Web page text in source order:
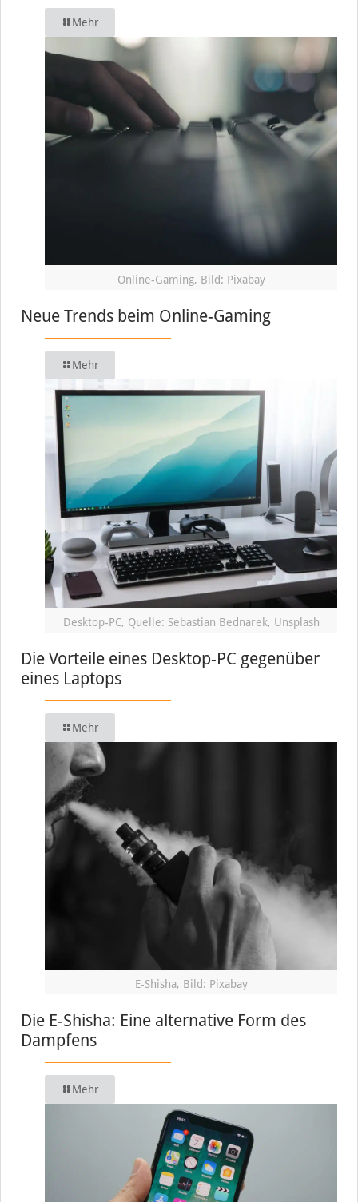
Mehr
Online-Gaming, Bild: Pixabay
Neue Trends beim Online-Gaming
Mehr
Desktop-PC, Quelle: Sebastian Bednarek, Unsplash
Die Vorteile eines Desktop-PC gegenüber
eines Laptops
Mehr
E-Shisha, Bild: Pixabay
Die E-Shisha: Eine alternative Form des
Dampfens
Mehr